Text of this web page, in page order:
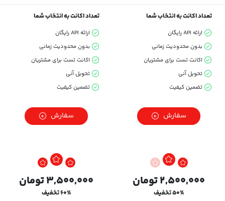
تعداد اکانت به انتخاب شما
ارائه API رایگان
بدون محدودیت زمانی
اکانت تست برای مشتریان
تحویل آنی
تضمین کیفیت
سفارش
تعداد اکانت به انتخاب شما
ارائه API رایگان
بدون محدودیت زمانی
اکانت تست برای مشتریان
تحویل آنی
تضمین کیفیت
سفارش
۲,۵۰۰,۰۰۰ تومان
۵۰% تخفیف
۳,۵۰۰,۰۰۰ تومان
۶۰% تخفیف